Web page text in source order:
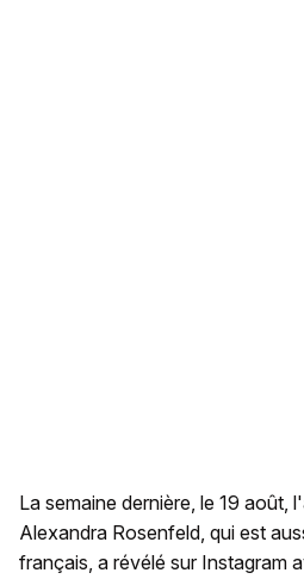
La semaine dernière, le 19 août,
Alexandra Rosenfeld, qui est
français, a révélé sur Instagram